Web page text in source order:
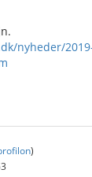
nyheder/
)